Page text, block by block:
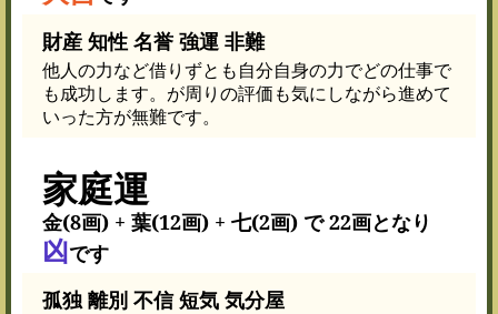
財産 知性 名誉 強運 非難
他人の力など借りずとも自分自身の力でどの仕事で
も成功します。が周りの評価も気にしながら進めて
いった方が無難です。
家庭運
金(8画) + 葉(12画) + 七(2画) で 22画となり
凶です
孤独 離別 不信 短気 気分屋